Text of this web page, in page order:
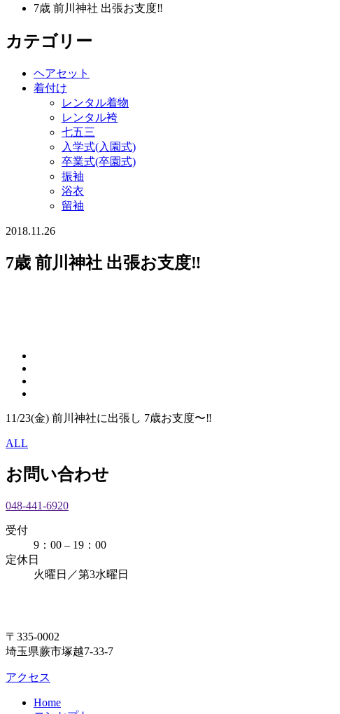
7歳 前川神社 出張お支度‼︎
カテゴリー
ヘアセット
着付け
レンタル着物
レンタル袴
七五三
入学式(入園式)
卒業式(卒園式)
振袖
浴衣
留袖
2018.11.26
7歳 前川神社 出張お支度‼︎
11/23(金) 前川神社に出張し 7歳お支度〜‼︎
ALL
お問い合わせ
048-441-6920
受付
9：00 – 19：00
定休日
火曜日／第3水曜日
〒335-0002
埼玉県蕨市塚越7-33-7
アクセス
Home